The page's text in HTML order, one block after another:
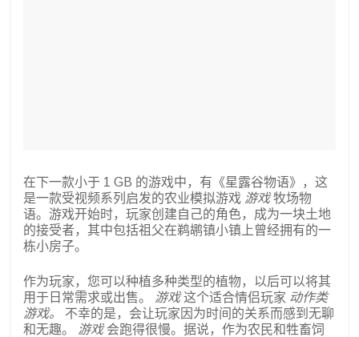
在下一款小于 1 GB 的游戏中，有《星露谷物语》，这
是一款受视频系列启发的农业模拟游戏 游戏牧场物
语。游戏开始时，玩家创建自己的角色，成为一块土地
的接受者，其中包括祖父在鹈鹕镇小镇上曾经拥有的一
栋小房子。
作为玩家，您可以种植多种类型的植物，以后可以将其
用于日常需求或出售。
游戏这个适合情侣玩家 动作类
游戏。
不幸的是，会让玩家因为时间的关系而感到无聊
和无趣。
游戏会跑得很慢。据说，作为农民和牲畜饲